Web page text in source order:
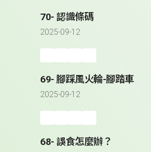
70- 認識條碼
2025-09-12
69- 腳踩風火輪-腳踏車
2025-09-12
68- 誤食怎麼辦？